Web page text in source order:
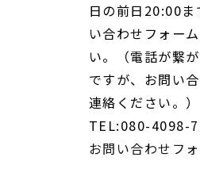
日の前日20:00ま
い合わせフォー
い。（電話が繋
ですが、お問い
連絡ください。）
TEL:080-4098-
お問い合わせフ